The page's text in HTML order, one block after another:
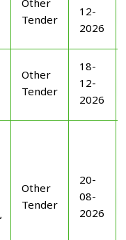
Other
Tender
12-
2026
Other
Tender
18-
12-
2026
Other
Tender
20-
08-
2026